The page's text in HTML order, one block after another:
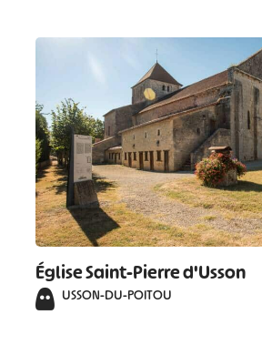
Église Saint-Pierre d'Usson
USSON-DU-POITOU